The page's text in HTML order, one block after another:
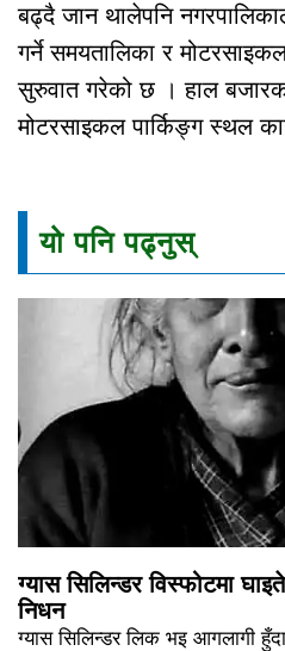
बढ्दै जान थालेपनि
गर्ने समयतालिका र
सुरुवात गरेको छ । हाल
मोटरसाइकल पार्किङ्ग स्थल
यो पनि पढ्नुस्
ग्यास सिलिन्डर विस्फोटमा
निधन
ग्यास सिलिन्डर लिक भइ आगलागी